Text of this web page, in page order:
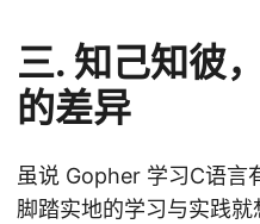
三. 知己知彼
的差异
虽说 Gopher 学习C语言
脚踏实地的学习与实践